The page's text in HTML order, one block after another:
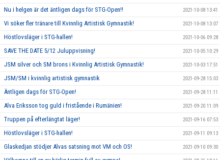
Nu i helgen är det äntligen dags för STG-Open!! 2021-10-08 13:41
Vi söker fler tränare till Kvinnlig Artistisk Gymnastik! 2021-10-08 13:07
Höstlovsläger i STG-hallen! 2021-10-06 09:28
SAVE THE DATE 5/12 Juluppvisning! 2021-10-05 10:29
JSM silver och SM brons i Kvinnlig Artistisk Gymnastik! 2021-10-03 17:51
JSM/SM i kvinnlig artistisk gymnastik 2021-09-28 15:03
Äntligen dags för STG-Open! 2021-09-28 11:11
Alva Eriksson tog guld i fristående i Rumänien! 2021-09-20 11:09
Truppen på efterlängtat läger! 2021-09-16 07:53
Höstlovsläger i STG-hallen! 2021-09-11 09:13
Glaskedjan stödjer Alvas satsning mot VM och OS! 2021-09-10 09:30